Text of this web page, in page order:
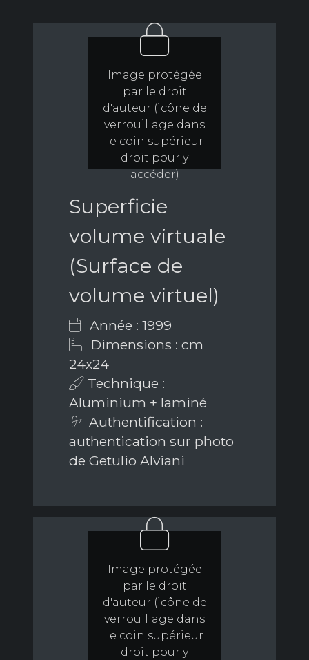
Image protégée
par le droit
d'auteur (icône de
verrouillage dans
le coin supérieur
droit pour y
accéder)
Superficie
volume virtuale
(Surface de
volume virtuel)
Année : 1999
Dimensions : cm
24x24
Technique :
Aluminium + laminé
Authentification :
authentication sur photo
de Getulio Alviani
Image protégée
par le droit
d'auteur (icône de
verrouillage dans
le coin supérieur
droit pour y